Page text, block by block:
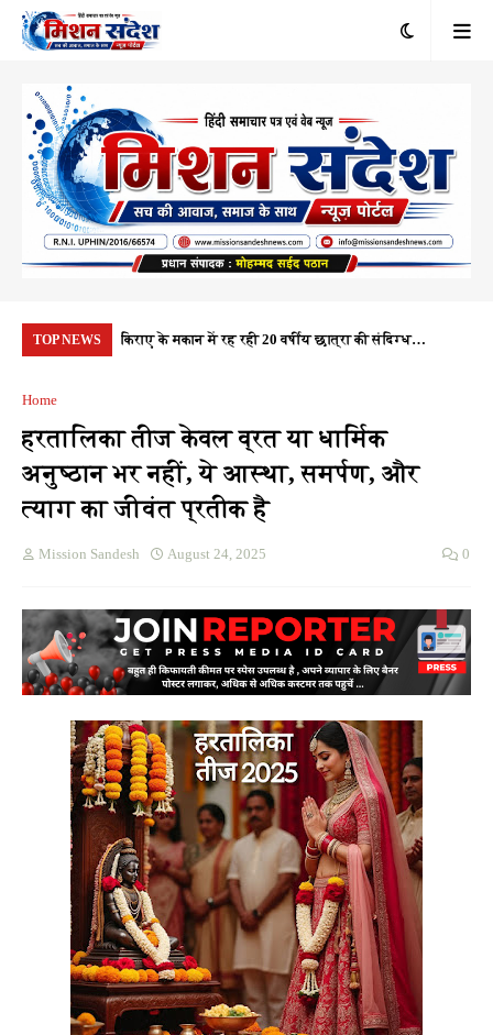
TOP NEWS
1.10 करोड़
किराए के मकान में रह रही 20 वर्षीय छात्रा की संदिग्ध
Home
हरतालिका तीज केवल व्रत या धार्मिक
अनुष्ठान भर नहीं, ये आस्था, समर्पण, और
त्याग का जीवंत प्रतीक है
Mission Sandesh August 24, 2025 0